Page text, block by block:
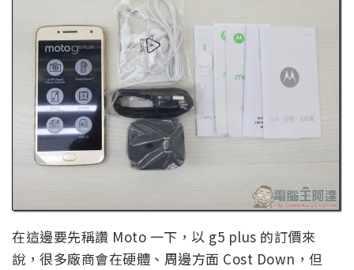
在這邊要先稱讚 Moto 一下，以 g5 plus 的訂價來
說，很多廠商會在硬體、周邊方面 Cost Down，但